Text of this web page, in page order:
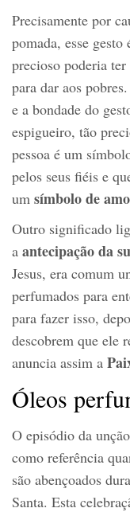
Precisamente por
pomada, esse
precioso poderia
para dar aos
e a bondade do
espigueiro, tão
pessoa é um
pelos seus fiéis e
um símbolo de
Outro significado
a antecipação da
Jesus, era comum
perfumados para
para fazer isso,
descobrem que ele
anuncia assim a
Óleos
O episódio da
como referência
são abençoados
Santa. Esta